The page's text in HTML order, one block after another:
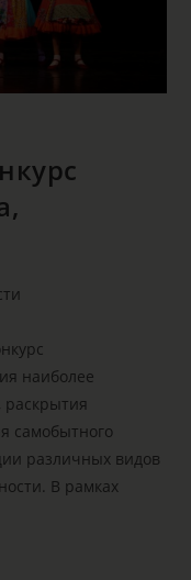
наиболее
раскрытия
самобытного
различных видов
В рамках